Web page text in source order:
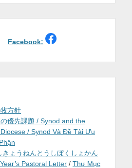
Facebook:
方針
優先課題 / Synod and the
/ Synod Và Đề Tài Ưu
ょうねんとうしぼくしょかん
Pastoral Letter / Thư Mục